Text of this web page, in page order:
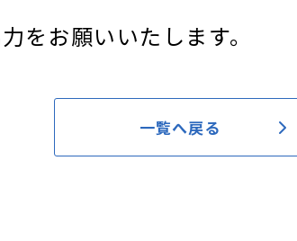
をお願いいたします。
一覧へ戻る